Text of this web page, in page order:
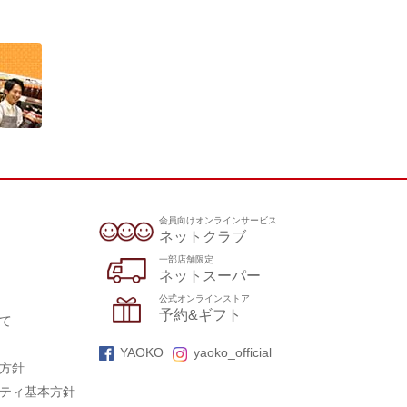
針
ィ基本方針
会員向けオンラインサービス
ネットクラブ
一部店舗限定
ネットスーパー
公式オンラインストア
予約&ギフト
YAOKO yaoko_official